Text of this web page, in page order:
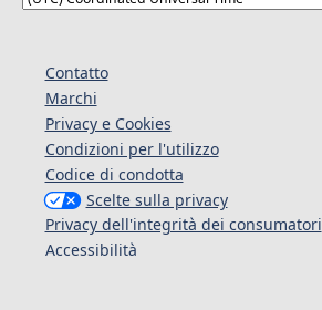
Contatto
Marchi
Privacy e Cookies
Condizioni per l'utilizzo
Codice di condotta
Scelte sulla privacy
Privacy dell'integrità dei consumatori
Accessibilità